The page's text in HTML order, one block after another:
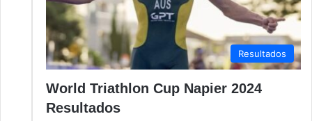
Resultados
World Triathlon Cup Napier 2024
Resultados